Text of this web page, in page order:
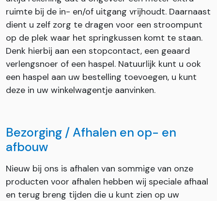
ruimte bij de in- en/of uitgang vrijhoudt. Daarnaast
dient u zelf zorg te dragen voor een stroompunt
op de plek waar het springkussen komt te staan.
Denk hierbij aan een stopcontact, een geaard
verlengsnoer of een haspel. Natuurlijk kunt u ook
een haspel aan uw bestelling toevoegen, u kunt
deze in uw winkelwagentje aanvinken.
Bezorging / Afhalen en op- en
afbouw
Nieuw bij ons is afhalen van sommige van onze
producten voor afhalen hebben wij speciale afhaal
en terug breng tijden die u kunt zien op uw